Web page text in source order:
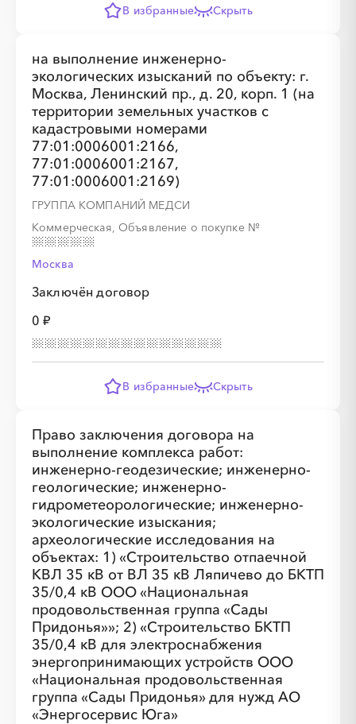
В избранные Скрыть
на выполнение инженерно-
экологических изысканий по объекту: г.
Москва, Ленинский пр., д. 20, корп. 1 (на
территории земельных участков с
кадастровыми номерами
77:01:0006001:2166,
77:01:0006001:2167,
77:01:0006001:2169)
ГРУППА КОМПАНИЙ МЕДСИ
Коммерческая, Объявление о покупке №
Москва
Заключён договор
0 ₽
В избранные Скрыть
Право заключения договора на
выполнение комплекса работ:
инженерно-геодезические; инженерно-
геологические; инженерно-
гидрометеорологические; инженерно-
экологические изыскания;
археологические исследования на
объектах: 1) «Строительство отпаечной
КВЛ 35 кВ от ВЛ 35 кВ Ляпичево до БКТП
35/0,4 кВ ООО «Национальная
продовольственная группа «Сады
Придонья»»; 2) «Строительство БКТП
35/0,4 кВ для электроснабжения
энергопринимающих устройств ООО
«Национальная продовольственная
группа «Сады Придонья» для нужд АО
«Энергосервис Юга»